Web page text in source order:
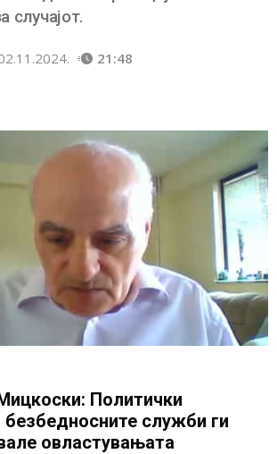
случајот.
21:48
Политички
безбедносните служби ги
овластувањата